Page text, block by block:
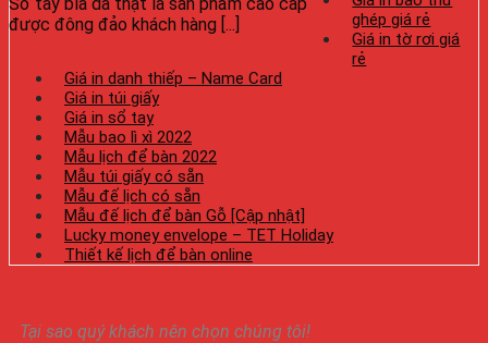
được đông đảo khách hàng [...]
ghép giá rẻ
Giá in tờ rơi giá
rẻ
Giá in danh thiếp – Name Card
Giá in túi giấy
Giá in sổ tay
Mẫu bao lì xì 2022
Mẫu lịch để bàn 2022
Mẫu túi giấy có sẵn
Mẫu đế lịch có sẵn
Mẫu đế lịch để bàn Gỗ [Cập nhật]
Lucky money envelope – TET Holiday
Thiết kế lịch để bàn online
Tại sao quý khách nên chọn chúng tôi!